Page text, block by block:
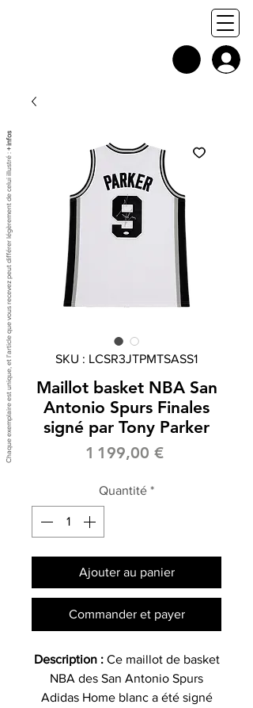
SKU : LCSR3JTPMTSASS1
Maillot basket NBA San
Antonio Spurs Finales
signé par Tony Parker
1 199,00 €Prix
Quantité *
Ajouter au panier
Commander et payer
Description : Ce maillot de basket
NBA des San Antonio Spurs
Adidas Home blanc a été signé
Chaque exemplaire est unique, et l'article que vous recevez peut différer légèrement de celui illustré :
+ infos